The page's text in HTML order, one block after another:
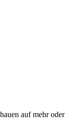
auf mehr oder